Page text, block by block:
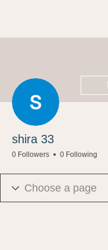
shira 33
0 Followers 0 Following